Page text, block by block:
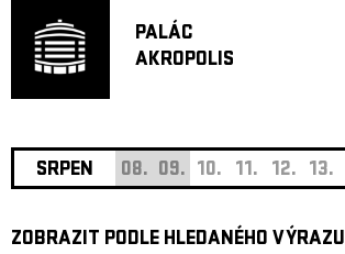
PALÁC
AKROPOLIS
SRPEN 08. 09. 10. 11. 12. 13.
ZOBRAZIT PODLE HLEDANÉHO VÝRAZU